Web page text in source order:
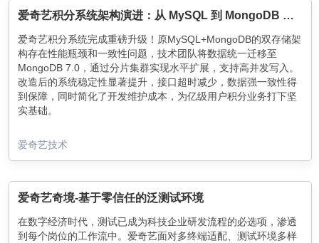
爱奇艺积分系统架构演进：从 MySQL 到 MongoDB 的统一存储实践
爱奇艺积分系统完成重磅升级！原MySQL+MongoDB的双存储架
构存在性能瓶颈和一致性问题，技术团队将数据统一迁移至
MongoDB 7.0，通过分片集群实现水平扩展，支持高并发写入。
改造后的系统稳定性显著提升，接口超时减少，数据强一致性得
到保障，同时简化了开发维护成本，为亿级用户积分业务打下坚
实基础。
爱奇艺技术
爱奇艺奇境-基于零信任的泛测试环境
在数字经济时代，测试已成为科技企业研发流程的必选项，渗透
到每个岗位的工作流中。爱奇艺面对多终端适配、测试环境多样